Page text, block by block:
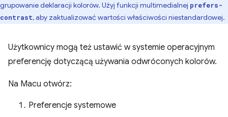
grupowanie deklaracji kolorów. Użyj funkcji multimedialnej prefers-
contrast, aby zaktualizować wartości właściwości niestandardowej.
Użytkownicy mogą też ustawić w systemie operacyjnym
preferencję dotyczącą używania odwróconych kolorów.
Na Macu otwórz:
Preferencje systemowe